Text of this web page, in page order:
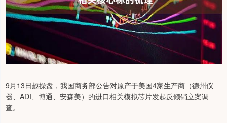
9月13日趣操盘，我国商务部公告对原产于美国4家生产商（德州仪
器、ADI、博通、安森美）的进口相关模拟芯片发起反倾销立案调
查。